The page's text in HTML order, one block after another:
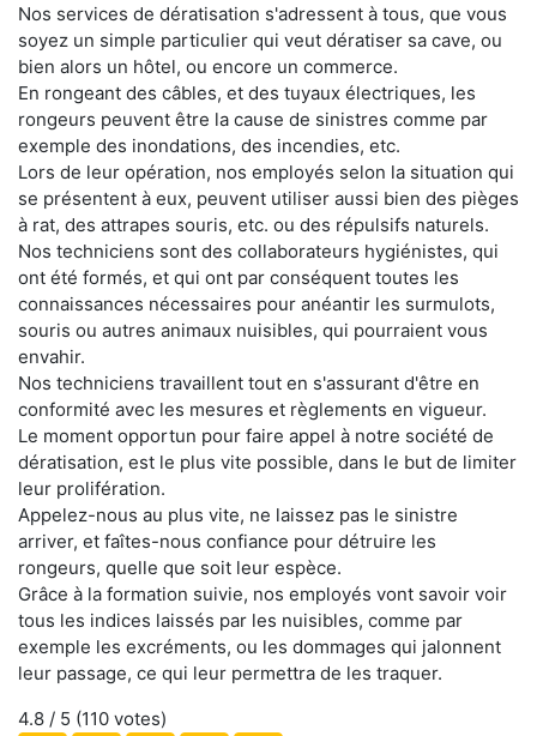
Nos services de dératisation s'adressent à tous, que vous
soyez un simple particulier qui veut dératiser sa cave, ou
bien alors un hôtel, ou encore un commerce.
En rongeant des câbles, et des tuyaux électriques, les
rongeurs peuvent être la cause de sinistres comme par
exemple des inondations, des incendies, etc.
Lors de leur opération, nos employés selon la situation qui
se présentent à eux, peuvent utiliser aussi bien des pièges
à rat, des attrapes souris, etc. ou des répulsifs naturels.
Nos techniciens sont des collaborateurs hygiénistes, qui
ont été formés, et qui ont par conséquent toutes les
connaissances nécessaires pour anéantir les surmulots,
souris ou autres animaux nuisibles, qui pourraient vous
envahir.
Nos techniciens travaillent tout en s'assurant d'être en
conformité avec les mesures et règlements en vigueur.
Le moment opportun pour faire appel à notre société de
dératisation, est le plus vite possible, dans le but de limiter
leur prolifération.
Appelez-nous au plus vite, ne laissez pas le sinistre
arriver, et faîtes-nous confiance pour détruire les
rongeurs, quelle que soit leur espèce.
Grâce à la formation suivie, nos employés vont savoir voir
tous les indices laissés par les nuisibles, comme par
exemple les excréments, ou les dommages qui jalonnent
leur passage, ce qui leur permettra de les traquer.
4.8 / 5 (110 votes)